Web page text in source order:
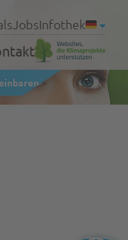
JobsInfothek